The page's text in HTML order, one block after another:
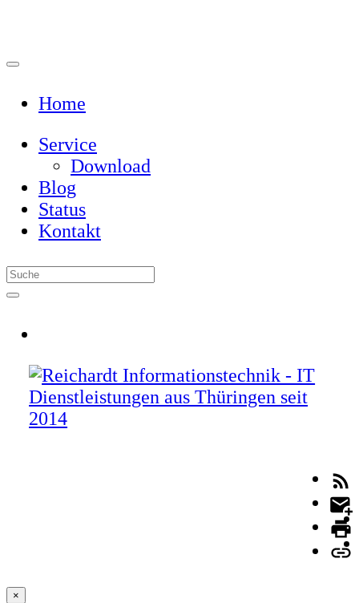
Home
Service
Download
Blog
Status
Kontakt
×